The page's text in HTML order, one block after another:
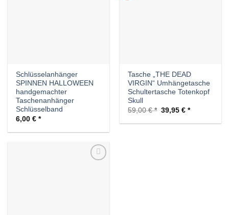
Schlüsselanhänger
SPINNEN HALLOWEEN
handgemachter
Taschenanhänger
Schlüsselband
6,00€
Tasche „THE DEAD
VIRGIN“ Umhängetasche
Schultertasche Totenkopf
Skull
59,00€
Ursprünglicher
Preis
war:
39,95€ Aktueller
ist: